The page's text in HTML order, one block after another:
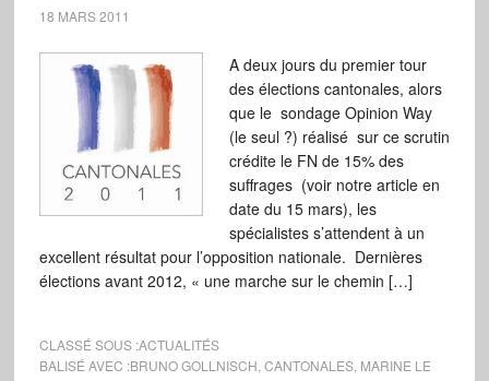
18 MARS 2011
A deux jours du premier tour
des élections cantonales, alors
que le sondage Opinion Way
(le seul ?) réalisé sur ce scrutin
crédite le FN de 15% des
suffrages (voir notre article en
date du 15 mars), les
spécialistes s’attendent à un
excellent résultat pour l’opposition nationale. Dernières
élections avant 2012, « une marche sur le chemin […]
CLASSÉ SOUS :ACTUALITÉS
BALISÉ AVEC :BRUNO GOLLNISCH CANTONALES, MARINE LE